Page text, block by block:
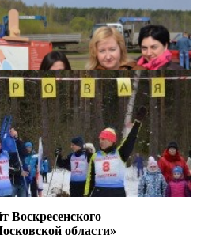
Воскресенского
области»